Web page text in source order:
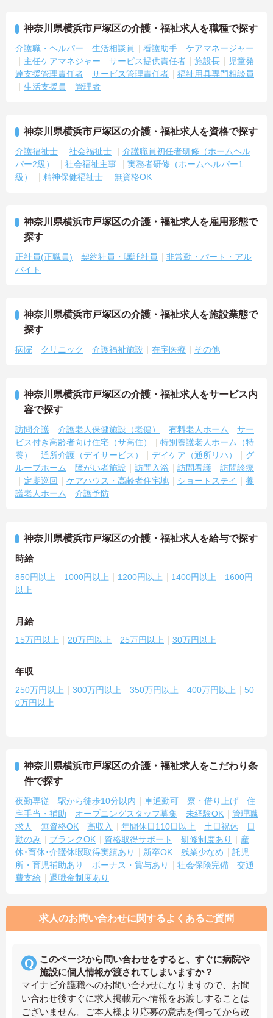
神奈川県横浜市戸塚区の介護・福祉求人を職種で探す
介護職・ヘルパー 生活相談員 看護助手
ケアマネージャー
主任ケアマネジャー
サービス提供責任者 施設長
児童発
達支援管理責任者
サービス管理責任者
福祉用具専門相談員
生活支援員
管理者
神奈川県横浜市戸塚区の介護・福祉求人を資格で探す
介護福祉士 社会福祉士
介護職員初任者研修（ホームヘル
パー2級）
社会福祉主事
実務者研修（ホームヘルパー1
級）
精神保健福祉士 無資格OK
神奈川県横浜市戸塚区の介護・福祉求人を雇用形態で
探す
正社員(正職員) 契約社員・嘱託社員
非常勤・パート・アル
バイト
神奈川県横浜市戸塚区の介護・福祉求人を施設業態で
探す
病院 クリニック 介護福祉施設 在宅医療 その他
神奈川県横浜市戸塚区の介護・福祉求人をサービス内
容で探す
訪問介護 介護老人保健施設（老健） 有料老人ホーム
サー
ビス付き高齢者向け住宅（サ高住）
特別養護老人ホーム（特
養）
通所介護（デイサービス） デイケア（通所リハ）
グ
ループホーム
障がい者施設 訪問入浴 訪問看護
訪問診療
定期巡回
ケアハウス・高齢者住宅地 ショートステイ
養
護老人ホーム
介護予防
神奈川県横浜市戸塚区の介護・福祉求人を給与で探す
時給
850円以上 1000円以上 1200円以上 1400円以上
1600円
以上
月給
15万円以上 20万円以上 25万円以上 30万円以上
年収
250万円以上 300万円以上 350万円以上 400万円以上
50
0万円以上
神奈川県横浜市戸塚区の介護・福祉求人をこだわり条
件で探す
夜勤専従 駅から徒歩10分以内 車通勤可 寮・借り上げ
住
宅手当・補助
オープニングスタッフ募集 未経験OK
管理職
求人
無資格OK 高収入 年間休日110日以上 土日祝休
日
勤のみ
ブランクOK 資格取得サポート 研修制度あり
産
休･育休･介護休暇取得実績あり
新卒OK 残業少なめ
託児
所・育児補助あり
ボーナス・賞与あり 社会保険完備
交通
費支給
退職金制度あり
求人のお問い合わせに関するよくあるご質問
このページから問い合わせをすると、すぐに病院や
施設に個人情報が渡されてしまいますか？
マイナビ介護職へのお問い合わせになりますので、お問
い合わせ後すぐに求人掲載元へ情報をお渡しすることは
ございません。ご本人様より応募の意志を伺ってから改